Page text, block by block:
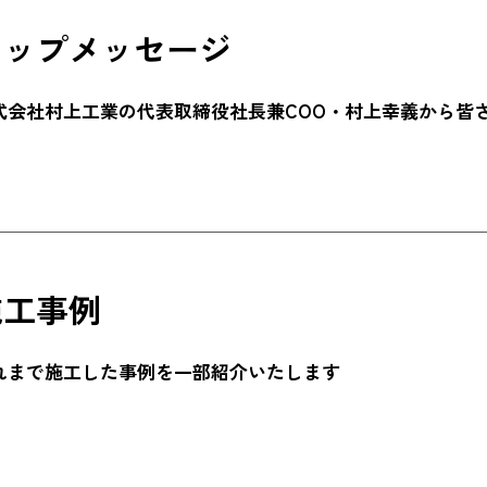
プメッセージ
会社村上工業の代表取締役社長兼COO・村上幸義から皆
事例
まで施工した事例を一部紹介いたします